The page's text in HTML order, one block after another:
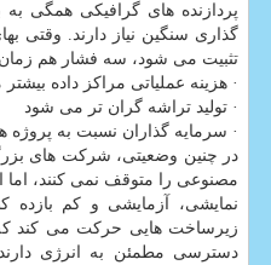
پردازنده های گرافیکی همگی
گذاری سنگین نیاز دارند. وقتی
تثبیت می شود، سه فشار هم
· هزینه عملیاتی مراکز داده
· تولید تراشه گران تر می شود
· سرمایه گذاران نسبت به پروژه
در چنین وضعیتی، شرکت های
مصنوعی را متوقف نمی کنند، اما
نمایشی، آزمایشی و کم
زیرساخت هایی حرکت می کند
دسترسی مطمئن به انرژی